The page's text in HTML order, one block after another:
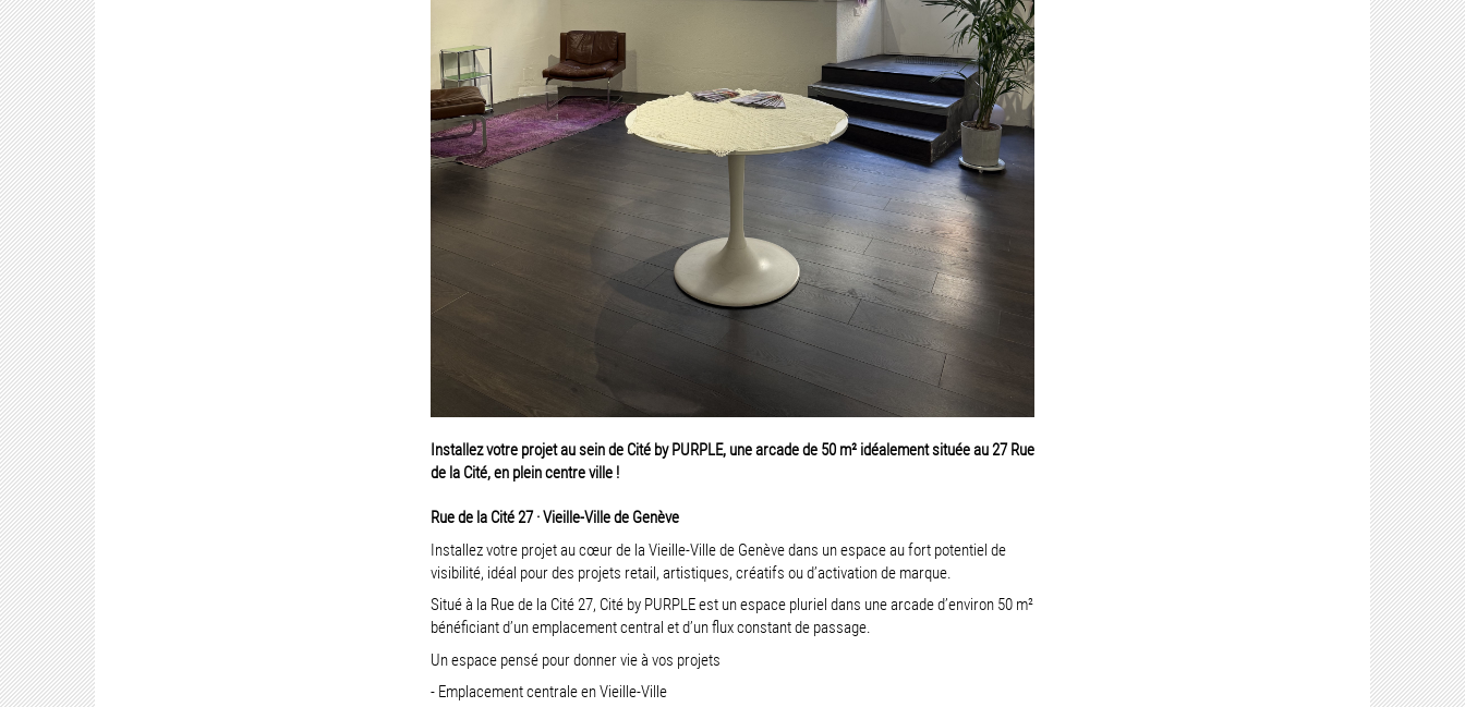
Installez votre projet au sein de Cité by PURPLE, une arcade de 50 m² idéalement située au 27 Rue
de la Cité, en plein centre ville !
Rue de la Cité 27 · Vieille-Ville de Genève
Installez votre projet au cœur de la Vieille-Ville de Genève dans un espace au fort potentiel de
visibilité, idéal pour des projets retail, artistiques, créatifs ou d’activation de marque.
Situé à la Rue de la Cité 27, Cité by PURPLE est un espace pluriel dans une arcade d’environ 50 m²
bénéficiant d’un emplacement central et d’un flux constant de passage.
Un espace pensé pour donner vie à vos projets
- Emplacement centrale en Vieille-Ville